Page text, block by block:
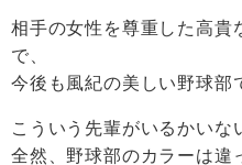
相手の女性を尊重した高貴
で、
今後も風紀の美しい野球部
こういう先輩がいるかいな
全然、野球部のカラーは違